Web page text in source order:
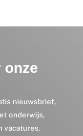
onze
nieuwsbrief,
onderwijs,
vacatures.